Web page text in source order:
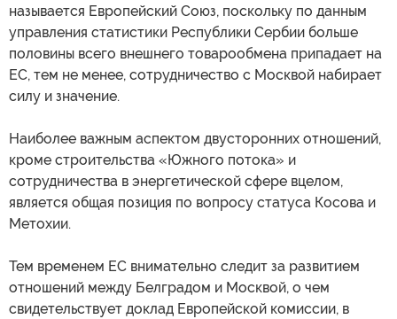
называется Европейский Союз, поскольку по данным
управления статистики Республики Сербии больше
половины всего внешнего товарообмена припадает на
ЕС, тем не менее, сотрудничество с Москвой набирает
силу и значение.
Наиболее важным аспектом двусторонних отношений,
кроме строительства «Южного потока» и
сотрудничества в энергетической сфере вцелом,
является общая позиция по вопросу статуса Косова и
Метохии.
Тем временем ЕС внимательно следит за развитием
отношений между Белградом и Москвой, о чем
свидетельствует доклад Европейской комиссии, в